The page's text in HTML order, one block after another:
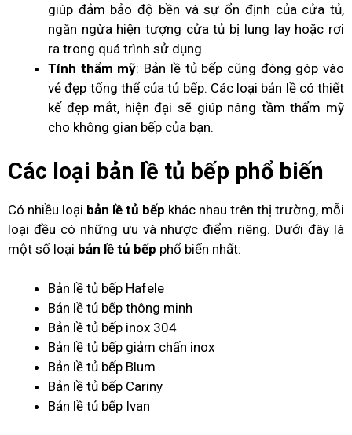
giúp đảm bảo độ bền và sự ổn định của cửa tủ,
ngăn ngừa hiện tượng cửa tủ bị lung lay hoặc rơi
ra trong quá trình sử dụng.
Tính thẩm mỹ: Bản lề tủ bếp cũng đóng góp vào
vẻ đẹp tổng thể của tủ bếp. Các loại bản lề có thiết
kế đẹp mắt, hiện đại sẽ giúp nâng tầm thẩm mỹ
cho không gian bếp của bạn.
Các loại bản lề tủ bếp phổ biến
Có nhiều loại bản lề tủ bếp khác nhau trên thị trường, mỗi
loại đều có những ưu và nhược điểm riêng. Dưới đây là
một số loại bản lề tủ bếp phổ biến nhất:
Bản lề tủ bếp Hafele
Bản lề tủ bếp thông minh
Bản lề tủ bếp inox 304
Bản lề tủ bếp giảm chấn inox
Bản lề tủ bếp Blum
Bản lề tủ bếp Cariny
Bản lề tủ bếp Ivan